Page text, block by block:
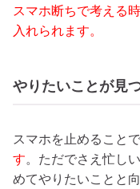
スマホ断ちで考える
入れられます。
やりたいことが見
スマホを止めることで
す。ただでさえ忙し
めてやりたいことと